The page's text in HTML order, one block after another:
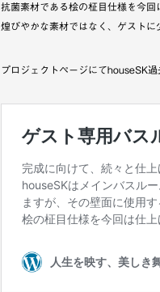
抗菌素材である桧の柾目仕様を今回
煌びやかな素材ではなく、ゲストに
プロジェクトページにてhouseSK過